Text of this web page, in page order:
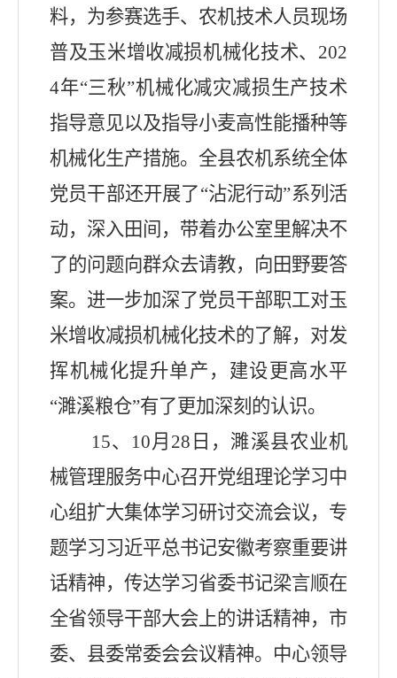
料，为参赛选手、农机技术人员现场
普及玉米增收减损机械化技术、 202
4年“三秋”机械化减灾减损生产技术
指导意见以及指导小麦高性能播种等
机械化生产措施。全县农机系统全体
党员干部还开展了“沾泥行动”系列活
动，深入田间，带着办公室里解决不
了的问题向群众去请教，向田野要答
案。进一步加深了党员干部职工对玉
米增收减损机械化技术的了解，对发
挥机械化提升单产，建设更高水平
“濉溪粮仓”有了更加深刻的认识。
15、 10月 28 日，濉溪县农业机
械管理服务中心召开党组理论学习中
心组扩大集体学习研讨交流会议，专
题学习习近平总书记安徽考察重要讲
话精神，传达学习省委书记梁言顺在
全省领导干部大会上的讲话精神，市
委、县委常委会会议精神。中心领导